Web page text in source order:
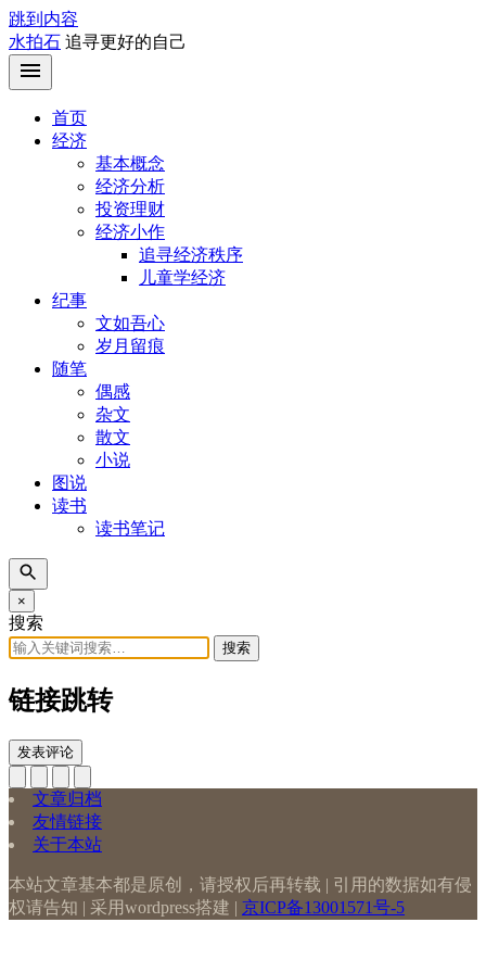
跳到内容
水拍石 追寻更好的自己
首页
经济
基本概念
经济分析
投资理财
经济小作
追寻经济秩序
儿童学经济
纪事
文如吾心
岁月留痕
随笔
偶感
杂文
散文
小说
图说
读书
读书笔记
×
搜索
搜索
链接跳转
发表评论
文章归档
友情链接
关于本站
本站文章基本都是原创，请授权后再转载 | 引用的数据如有侵
权请告知 | 采用wordpress搭建 | 京ICP备13001571号-5